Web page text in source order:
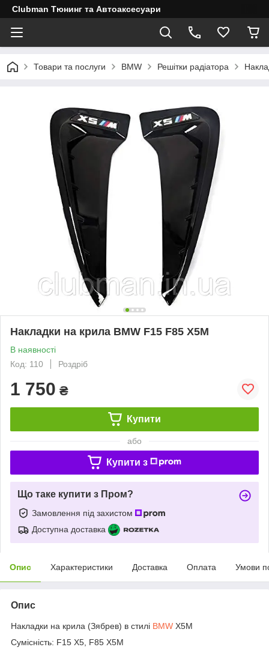
Clubman Тюнинг та Автоаксесуари
Товари та послуги BMW Решітки радіатора
Накладки на крила BMW F15 F85 X5M
В наявності
Код: 110
Роздріб
1 750 ₴
Купити
або
Купити з
Що таке купити з Пром?
Замовлення під захистом
Доступна доставка
Опис Характеристики Доставка Оплата Умови
Опис
Накладки на крила (Зябрев) в стилі BMW X5M
Сумісність: F15 X5, F85 X5M